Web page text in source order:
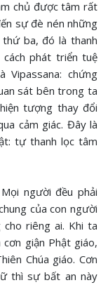
chủ được tâm rất
sự đè nén những
ba, đó là thanh
phát triển tuệ
Vipassana: chứng
sát bên trong ta
tượng thay đổi
cảm giác. Đây là
tự thanh lọc tâm
người đều phải
của con người
cho riêng ai. Khi ta
giận Phật giáo,
Chúa giáo. Cơn
thì sự bất an này